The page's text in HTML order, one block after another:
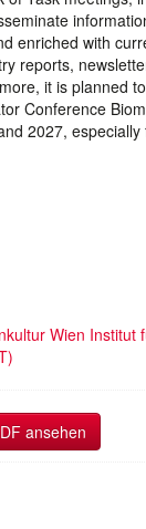
enriched with
reports,
it is planned
Conference
2027,
Wien Institut
ansehen